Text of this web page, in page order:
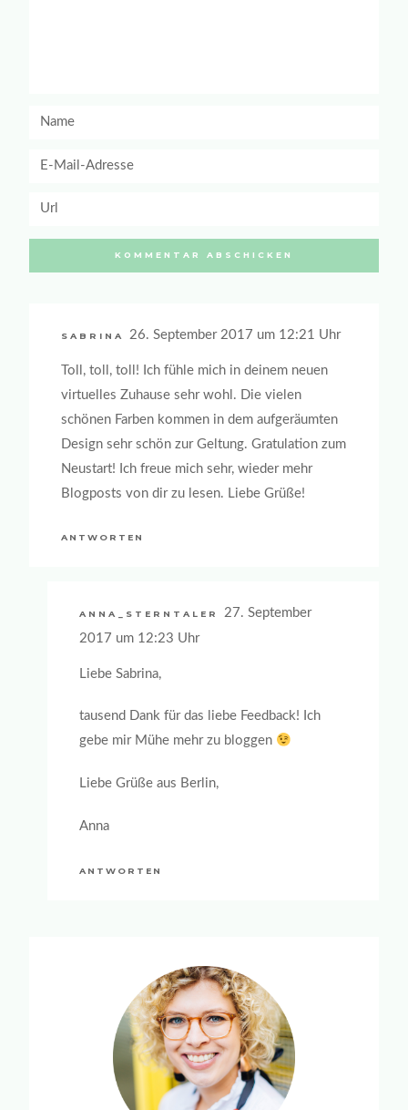
SABRINA 26. September 2017 um 12:21 Uhr
Toll, toll, toll! Ich fühle mich in deinem neuen
virtuelles Zuhause sehr wohl. Die vielen
schönen Farben kommen in dem aufgeräumten
Design sehr schön zur Geltung. Gratulation zum
Neustart! Ich freue mich sehr, wieder mehr
Blogposts von dir zu lesen. Liebe Grüße!
ANTWORTEN
ANNA_STERNTALER
27. September
2017 um 12:23 Uhr
Liebe Sabrina,
tausend Dank für das liebe Feedback! Ich
gebe mir Mühe mehr zu bloggen
Liebe Grüße aus Berlin,
Anna
ANTWORTEN